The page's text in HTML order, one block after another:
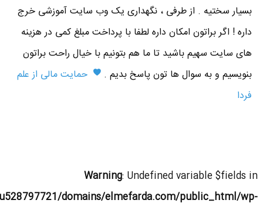
بسیار سختیه . از طرفی ، نگهداری یک وب سایت آموزشی خرج
داره ! اگر براتون امکان داره لطفا با پرداخت مبلغ کمی در هزینه
های سایت سهیم باشید تا ما هم بتونیم با خیال راحت براتون
بنویسیم و به سوال ها تون پاسخ بدیم .
حمایت مالی از علم
فردا
Warning: Undefined variable $fields in
domains/elmefarda.com/public_html/wp-